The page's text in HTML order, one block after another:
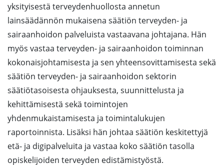
yksityisestä terveydenhuollosta annetun
lainsäädännön mukaisena säätiön terveyden- ja
sairaanhoidon palveluista vastaavana johtajana. Hän
myös vastaa terveyden- ja sairaanhoidon toiminnan
kokonaisjohtamisesta ja sen yhteensovittamisesta sekä
säätiön terveyden- ja sairaanhoidon sektorin
säätiötasoisesta ohjauksesta, suunnittelusta ja
kehittämisestä sekä toimintojen
yhdenmukaistamisesta ja toimintalukujen
raportoinnista. Lisäksi hän johtaa säätiön keskitettyjä
etä- ja digipalveluita ja vastaa koko säätiön tasolla
opiskelijoiden terveyden edistämistyöstä.